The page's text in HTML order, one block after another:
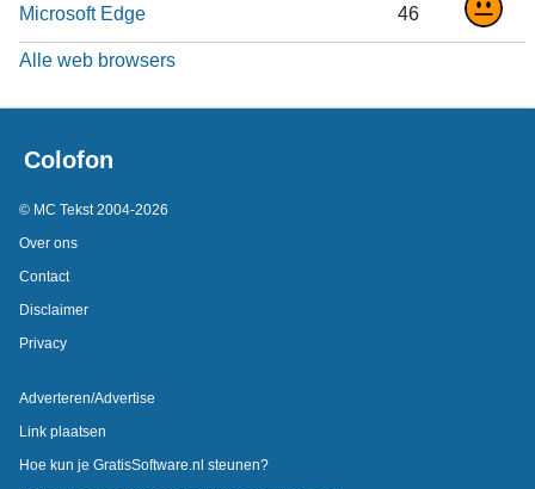
Microsoft Edge 46
Alle web browsers
Colofon
© MC Tekst 2004-2026
Over ons
Contact
Disclaimer
Privacy
Adverteren/Advertise
Link plaatsen
Hoe kun je GratisSoftware.nl steunen?